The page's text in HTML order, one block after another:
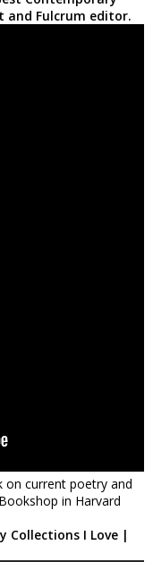
and Fulcrum editor.
on current poetry and
in Harvard
Collections I Love |